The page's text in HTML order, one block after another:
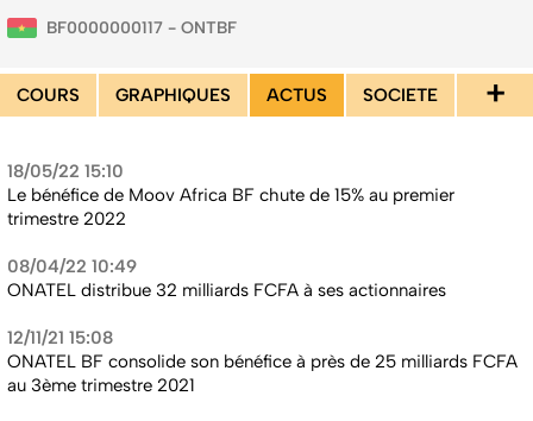
BF0000000117 - ONTBF
COURS GRAPHIQUES ACTUS SOCIETE +
18/05/22 15:10
Le bénéfice de Moov Africa BF chute de 15% au premier
trimestre 2022
08/04/22 10:49
ONATEL distribue 32 milliards FCFA à ses actionnaires
12/11/21 15:08
ONATEL BF consolide son bénéfice à près de 25 milliards FCFA
au 3ème trimestre 2021